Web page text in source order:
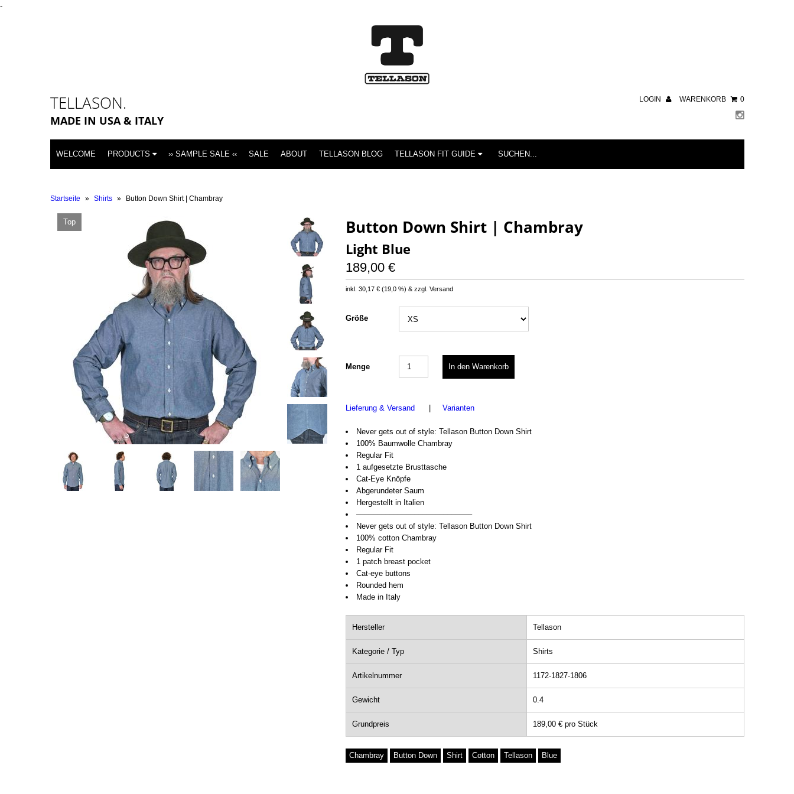
-
TELLASON.
MADE IN USA & ITALY
LOGIN WARENKORB 0
WELCOME PRODUCTS ›› SAMPLE SALE ‹‹ SALE ABOUT TELLASON BLOG TELLASON FIT GUIDE
Startseite » Shirts » Button Down Shirt | Chambray
Top Button Down Shirt | Chambray
Light Blue
189,00 €
inkl. 30,17 €(19,0 %) & zzgl. Versand
Größe
Menge
Lieferung & Versand Varianten
Never gets out of style: Tellason Button Down Shirt
100% Baumwolle Chambray
Regular Fit
1 aufgesetzte Brusttasche
Cat-Eye Knöpfe
Abgerundeter Saum
Hergestellt in Italien
––––––––––––––––––––––––––––
Never gets out of style: Tellason Button Down Shirt
100% cotton Chambray
Regular Fit
1 patch breast pocket
Cat-eye buttons
Rounded hem
Made in Italy
Hersteller Tellason
Kategorie / Typ Shirts
Artikelnummer 1172-1827-1806
Gewicht 0.4
Grundpreis 189,00 €pro Stück
Chambray Button Down Shirt Cotton Tellason Blue